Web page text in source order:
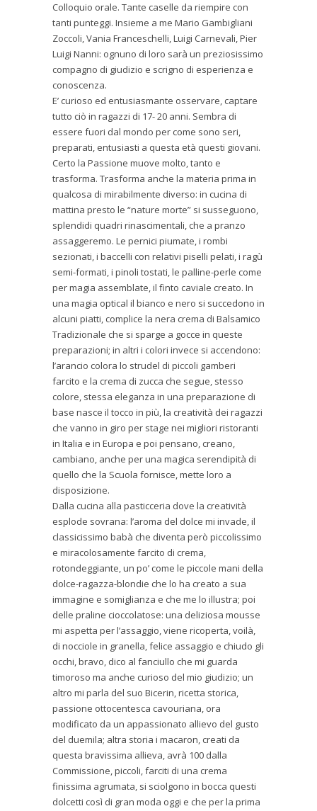
Colloquio orale. Tante caselle da riempire con
tanti punteggi. Insieme a me Mario Gambigliani
Zoccoli, Vania Franceschelli, Luigi Carnevali, Pier
Luigi Nanni: ognuno di loro sarà un preziosissimo
compagno di giudizio e scrigno di esperienza e
conoscenza.
E’ curioso ed entusiasmante osservare, captare
tutto ciò in ragazzi di 17- 20 anni. Sembra di
essere fuori dal mondo per come sono seri,
preparati, entusiasti a questa età questi giovani.
Certo la Passione muove molto, tanto e
trasforma. Trasforma anche la materia prima in
qualcosa di mirabilmente diverso: in cucina di
mattina presto le “nature morte” si susseguono,
splendidi quadri rinascimentali, che a pranzo
assaggeremo. Le pernici piumate, i rombi
sezionati, i baccelli con relativi piselli pelati, i ragù
semi-formati, i pinoli tostati, le palline-perle come
per magia assemblate, il finto caviale creato. In
una magia optical il bianco e nero si succedono in
alcuni piatti, complice la nera crema di Balsamico
Tradizionale che si sparge a gocce in queste
preparazioni; in altri i colori invece si accendono:
l’arancio colora lo strudel di piccoli gamberi
farcito e la crema di zucca che segue, stesso
colore, stessa eleganza in una preparazione di
base nasce il tocco in più, la creatività dei ragazzi
che vanno in giro per stage nei migliori ristoranti
in Italia e in Europa e poi pensano, creano,
cambiano, anche per una magica serendipità di
quello che la Scuola fornisce, mette loro a
disposizione.
Dalla cucina alla pasticceria dove la creatività
esplode sovrana: l’aroma del dolce mi invade, il
classicissimo babà che diventa però piccolissimo
e miracolosamente farcito di crema,
rotondeggiante, un po’ come le piccole mani della
dolce-ragazza-blondie che lo ha creato a sua
immagine e somiglianza e che me lo illustra; poi
delle praline cioccolatose: una deliziosa mousse
mi aspetta per l’assaggio, viene ricoperta, voilà,
di nocciole in granella, felice assaggio e chiudo gli
occhi, bravo, dico al fanciullo che mi guarda
timoroso ma anche curioso del mio giudizio; un
altro mi parla del suo Bicerin, ricetta storica,
passione ottocentesca cavouriana, ora
modificato da un appassionato allievo del gusto
del duemila; altra storia i macaron, creati da
questa bravissima allieva, avrà 100 dalla
Commissione, piccoli, farciti di una crema
finissima agrumata, si sciolgono in bocca questi
dolcetti così di gran moda oggi e che per la prima